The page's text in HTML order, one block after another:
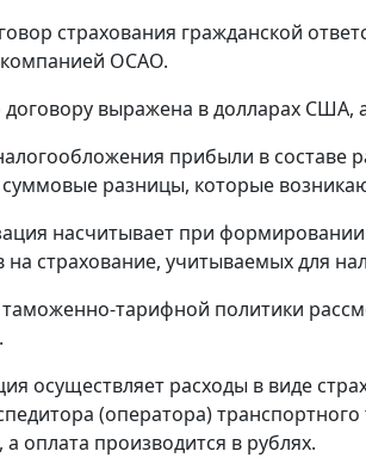
страхования гражданской
компанией ОСАО.
выражена в долларах США,
прибыли в составе
разницы, которые
насчитывает при
страхование, учитываемых для
тарифной политики
осуществляет расходы в виде
(оператора)
оплата производится в рублях.